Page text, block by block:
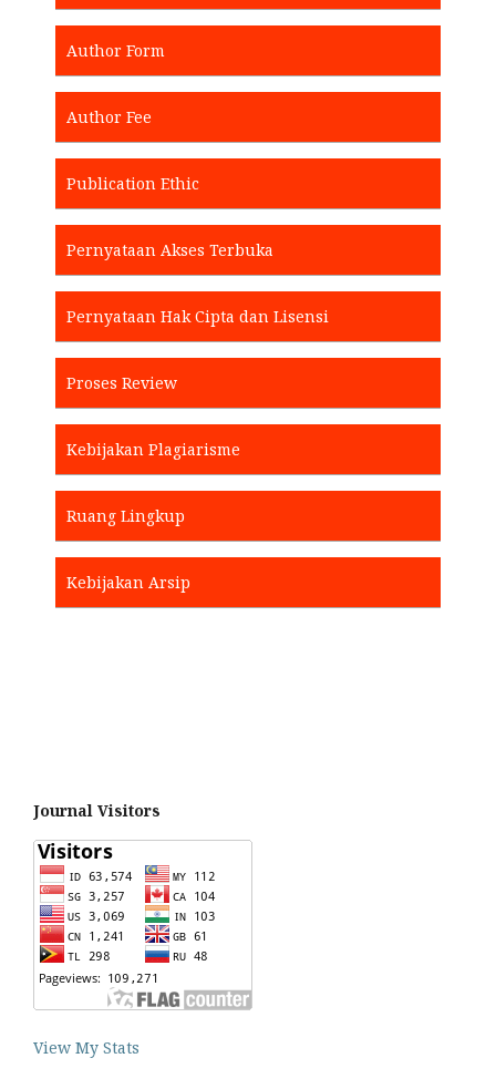
Author Form
Author Fee
Publication Ethic
Pernyataan Akses Terbuka
Pernyataan Hak Cipta dan Lisensi
Proses Review
Kebijakan Plagiarisme
Ruang Lingkup
Kebijakan Arsip
Journal Visitors
View My Stats